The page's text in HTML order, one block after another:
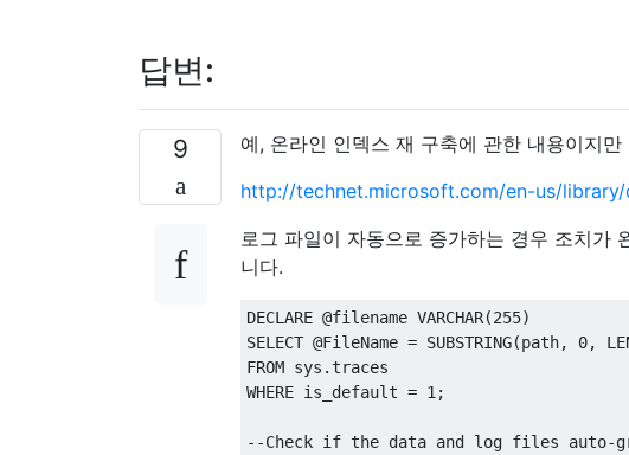
답변:
9
예, 온라인 인덱스 재 구축에 관한 내용이지
http://technet.microsoft.com/en-us/
로그 파일이 자동으로 증가하는 경우 조치가
니다.
DECLARE @filename VARCHAR(255)
SELECT @FileName = SUBSTRING(path, 0,
FROM sys.traces
WHERE is_default = 1;
--Check if the data and log files auto-